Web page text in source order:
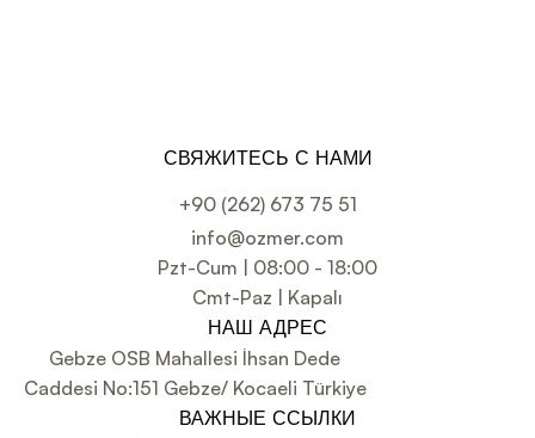
СВЯЖИТЕСЬ С НАМИ
+90 (262) 673 75 51
info@ozmer.com
Pzt-Cum | 08:00 - 18:00
Cmt-Paz | Kapalı
НАШ АДРЕС
Gebze OSB Mahallesi İhsan Dede
Caddesi No:151 Gebze/ Kocaeli Türkiye
ВАЖНЫЕ ССЫЛКИ